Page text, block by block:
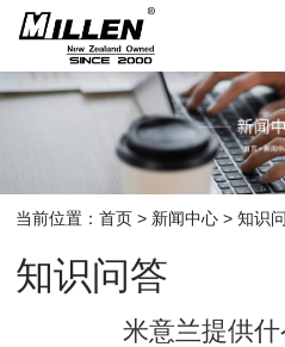
当前位置：首页 > 新闻中心 >知识
知识问答
米意兰提供